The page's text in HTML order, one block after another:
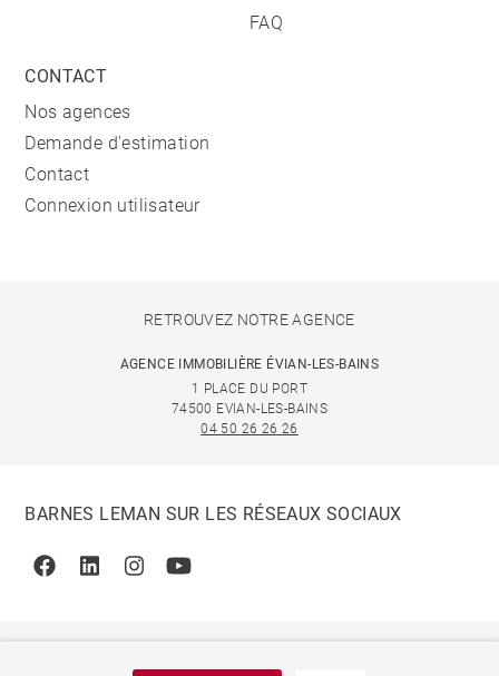
FAQ
CONTACT
Nos agences
Demande d'estimation
Contact
Connexion utilisateur
RETROUVEZ NOTRE AGENCE
AGENCE IMMOBILIÈRE ÉVIAN-LES-BAINS
1 PLACE DU PORT
74500 EVIAN-LES-BAINS
04 50 26 26 26
BARNES LEMAN SUR LES RÉSEAUX SOCIAUX
FacebookLinkedinInstagramYoutube